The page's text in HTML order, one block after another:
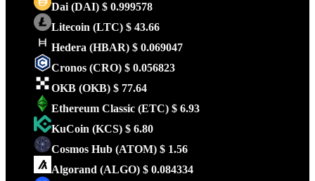
Dai (DAI) $ 0.999578
Litecoin (LTC) $ 43.66
Hedera (HBAR) $ 0.069047
Cronos (CRO) $ 0.056823
OKB (OKB) $ 77.64
Ethereum Classic (ETC) $ 6.93
KuCoin (KCS) $ 6.80
Cosmos Hub (ATOM) $ 1.56
Algorand (ALGO) $ 0.084334